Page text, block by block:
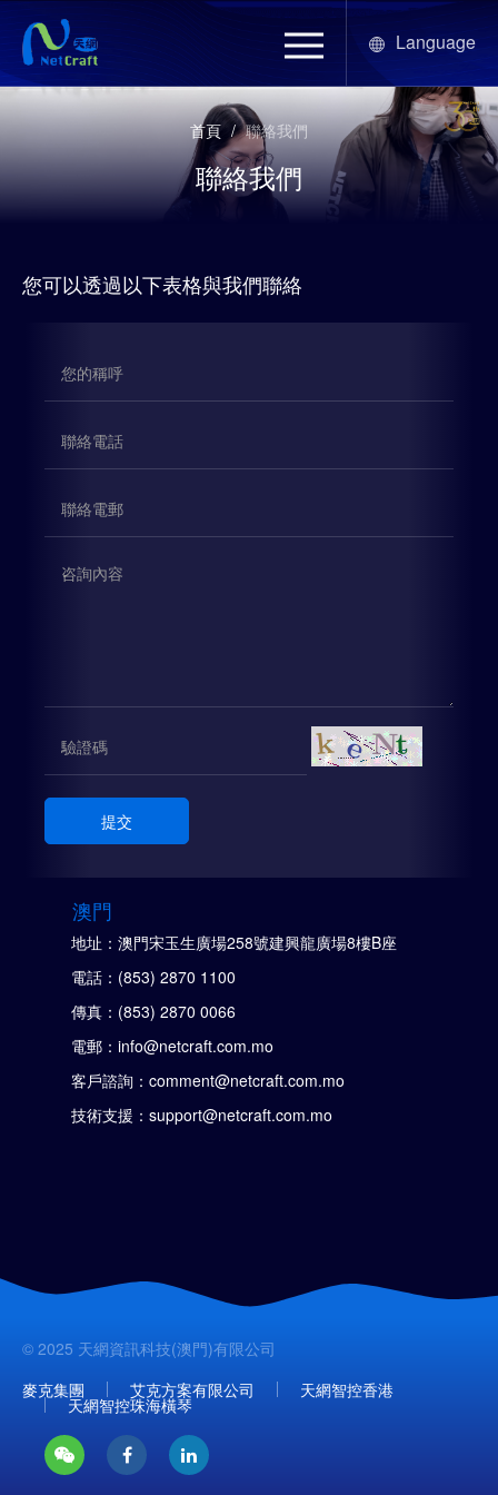
Language
首頁 / 聯絡我們
聯絡我們
您可以透過以下表格與我們聯絡
提交
澳門
地址：澳門宋玉生廣場258號建興龍廣場8樓B座
電話：(853) 2870 1100
傳真：(853) 2870 0066
電郵：info@netcraft.com.mo
客戶諮詢：comment@netcraft.com.mo
技術支援：support@netcraft.com.mo
© 2025 天網資訊科技(澳門)有限公司
麥克集團
艾克方案有限公司 天網智控香港
天網智控珠海橫琴